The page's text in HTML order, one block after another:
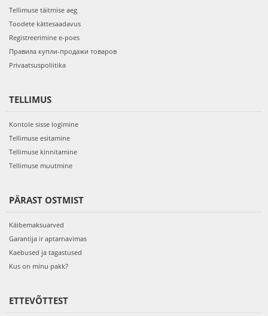
Tellimuse täitmise aeg
Toodete kättesaadavus
Registreerimine e-poes
Правила купли-продажи товаров
Privaatsuspoliitika
TELLIMUS
Kontole sisse logimine
Tellimuse esitamine
Tellimuse kinnitamine
Tellimuse muutmine
PÄRAST OSTMIST
Käibemaksuarved
Garantija ir aptarnavimas
Kaebused ja tagastused
Kus on minu pakk?
ETTEVÕTTEST